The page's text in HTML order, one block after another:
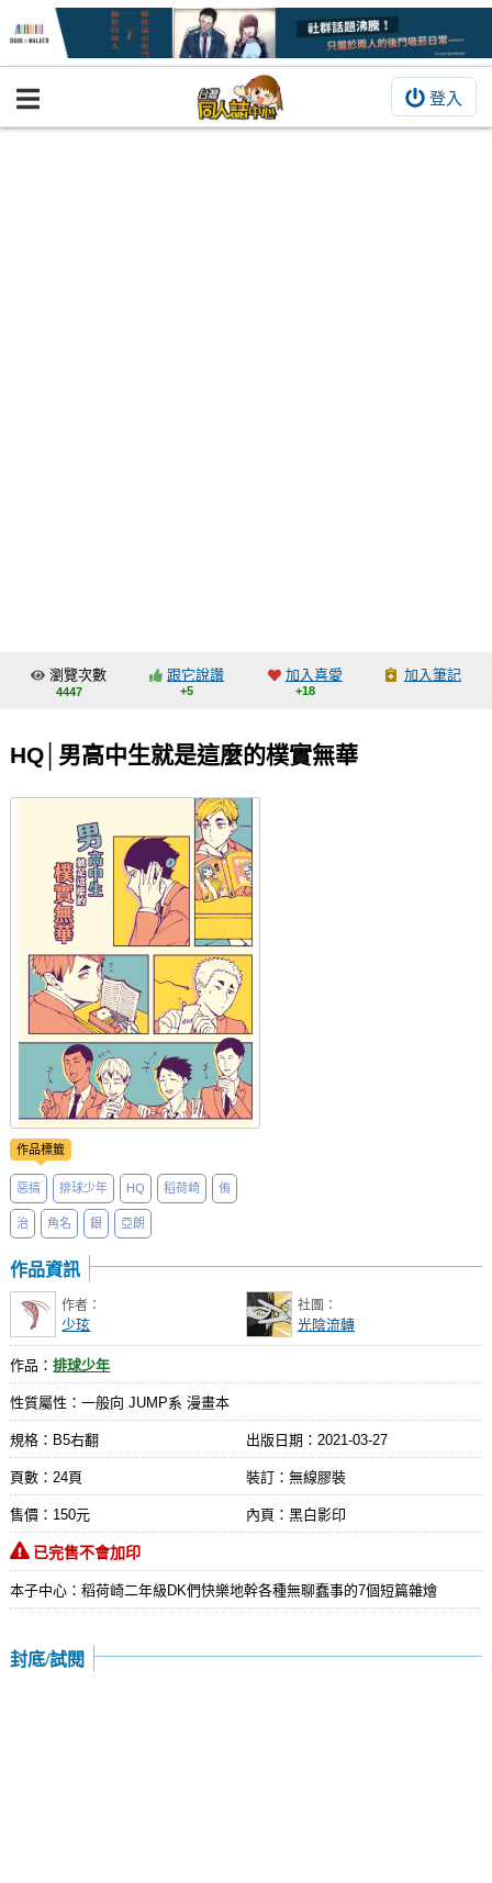
登入
BOOKY書集倉庫
交流中心
會員功能選單
註冊會員
登入
瀏覽次數
4447
跟它說讚
+5
加入喜愛
+18
加入筆記
HQ│男高中生就是這麼的樸實無華
作品標籤
惡搞 排球少年 HQ 稻荷崎 侑
治 角名 銀 亞朗
作品資訊
作者：
少玹
社團：
光陰流轉
作品：排球少年
性質屬性：一般向 JUMP系 漫畫本
規格：B5右翻 出版日期： 2021-03-27
頁數：24頁 裝訂：無線膠裝
售價：150元 內頁：黑白影印
已完售不會加印
本子中心：稻荷崎二年級DK們快樂地幹各種無聊蠢事的7個短篇雜燴
封底/試閱